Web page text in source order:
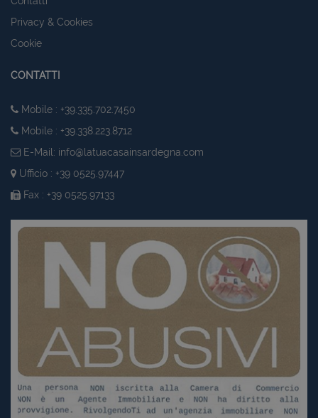
Privacy & Cookies
Cookie
CONTATTI
Mobile : +39.335.702.7450
Mobile : +39.338.223.8712
E-Mail: info@latuacasainsardegna.com
Ufficio : +39 0525.97447
Fax : +39 0525.97133
CookieScriptConsent